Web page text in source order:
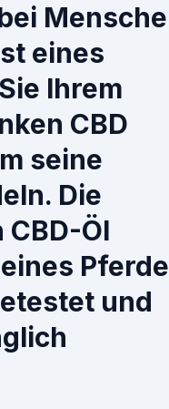
eines
Ihrem
CBD
seine
Die
Öl
und